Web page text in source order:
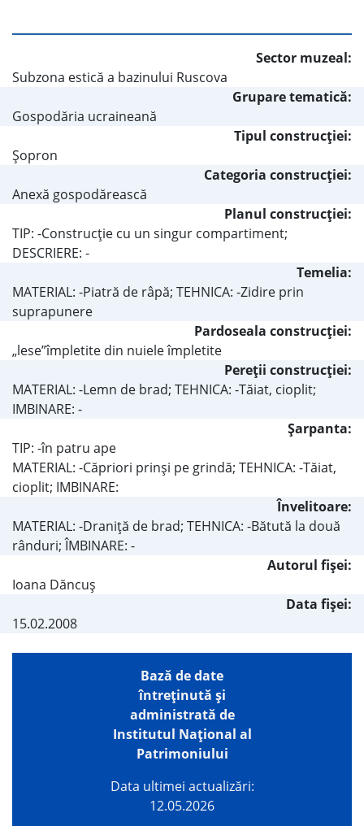
Sector muzeal:
Subzona estică a bazinului Ruscova
Grupare tematică:
Gospodăria ucraineană
Tipul construcţiei:
Şopron
Categoria construcţiei:
Anexă gospodărească
Planul construcţiei:
TIP: -Construcţie cu un singur compartiment;
DESCRIERE: -
Temelia:
MATERIAL: -Piatră de râpă; TEHNICA: -Zidire prin
suprapunere
Pardoseala construcţiei:
„lese”împletite din nuiele împletite
Pereţii construcţiei:
MATERIAL: -Lemn de brad; TEHNICA: -Tăiat, cioplit;
IMBINARE: -
Şarpanta:
TIP: -în patru ape
MATERIAL: -Căpriori prinşi pe grindă; TEHNICA: -Tăiat,
cioplit; IMBINARE:
Învelitoare:
MATERIAL: -Draniţă de brad; TEHNICA: -Bătută la două
rânduri; ÎMBINARE: -
Autorul fişei:
Ioana Dăncuş
Data fișei:
15.02.2008
Bază de date
întreţinută şi
administrată de
Institutul Național al
Patrimoniului
Data ultimei actualizări:
12.05.2026